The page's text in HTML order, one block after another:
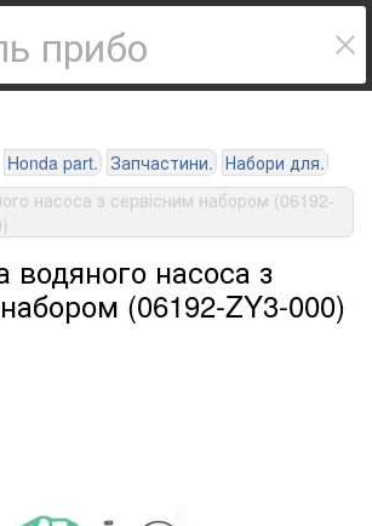
Honda part. Запчастини. Набори для.
насоса з сервісним набором (06192-
водяного насоса з
(06192-ZY3-000)